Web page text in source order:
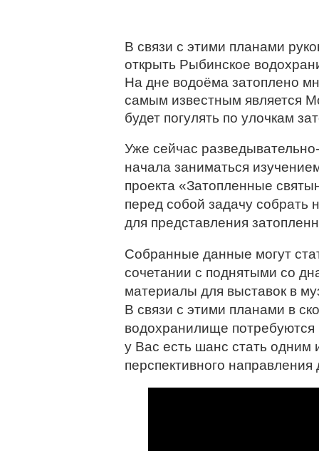
В связи с этими планами
открыть Рыбинское
На дне водоёма затоплено
самым известным является
будет погулять по улочкам
Уже сейчас
начала заниматься
проекта «Затопленные
перед собой задачу собрать
для представления
Собранные данные могут
сочетании с поднятыми со
материалы для выставок в
В связи с этими планами в
водохранилище
у Вас есть шанс стать одним
перспективного направления